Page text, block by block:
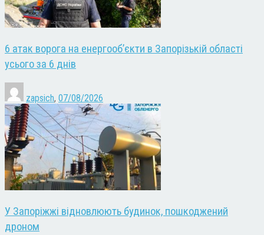
6 атак ворога на енергооб’єкти в Запорізькій області
усього за 6 днів
zapsich, 07/08/2026
У Запоріжжі відновлюють будинок, пошкоджений
дроном